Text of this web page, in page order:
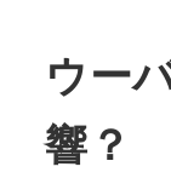
ウー
響？